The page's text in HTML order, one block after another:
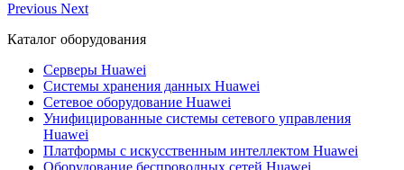
Previous Next
Каталог оборудования
Серверы Huawei
Системы хранения данных Huawei
Сетевое оборудование Huawei
Унифицированные системы сетевого управления
Huawei
Платформы с искусственным интеллектом Huawei
Оборудование беспроводных сетей Huawei